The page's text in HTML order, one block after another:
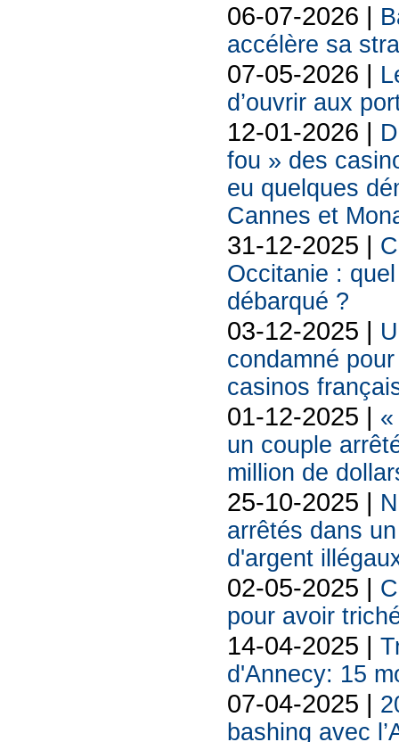
06-07-2026 |
accélère sa
07-05-2026 |
d’ouvrir aux
12-01-2026 |
fou » des
eu quelques
Cannes et
31-12-2025 |
Occitanie :
débarqué ?
03-12-2025 |
condamné
casinos
01-12-2025 |
un couple
million de
25-10-2025 |
arrêtés dans
d'argent
02-05-2025 |
pour avoir
14-04-2025 |
d'Annecy: 15
07-04-2025 |
bashing avec